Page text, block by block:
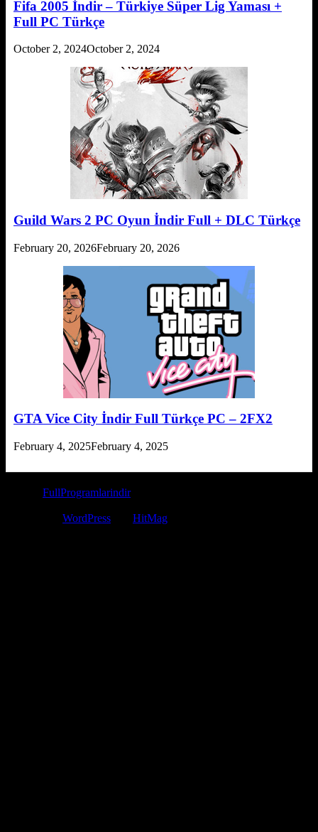
Fifa 2005 İndir – Türkiye Süper Lig Yaması +
Full PC Türkçe
October 2, 2024October 2, 2024
Guild Wars 2 PC Oyun İndir Full + DLC Türkçe
February 20, 2026February 20, 2026
GTA Vice City İndir Full Türkçe PC – 2FX2
February 4, 2025February 4, 2025
FullProgramlarindir- Tüm Hakları Saklıdır. Bilgi Telif
WordPress HitMag